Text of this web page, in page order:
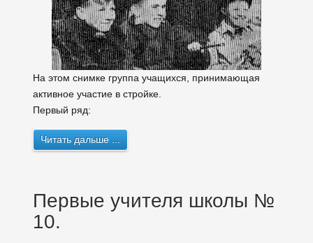
На этом снимке группа учащихся, принимающая
активное участие в стройке.
Первый ряд:
Читать дальше ...
Первые учителя школы №
10.